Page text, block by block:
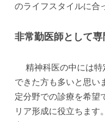
のライフスタイルに合
非常勤医師として
精神科医の中には特
できた方も多いと思い
定分野での診療を希望
リア形成に役立ちます